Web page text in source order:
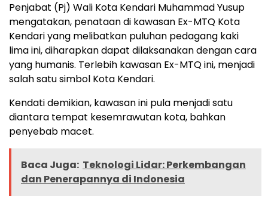
Penjabat (Pj) Wali Kota Kendari Muhammad Yusup
mengatakan, penataan di kawasan Ex-MTQ Kota
Kendari yang melibatkan puluhan pedagang kaki
lima ini, diharapkan dapat dilaksanakan dengan cara
yang humanis. Terlebih kawasan Ex-MTQ ini, menjadi
salah satu simbol Kota Kendari.
Kendati demikian, kawasan ini pula menjadi satu
diantara tempat kesemrawutan kota, bahkan
penyebab macet.
Baca Juga: Teknologi Lidar: Perkembangan
dan Penerapannya di Indonesia